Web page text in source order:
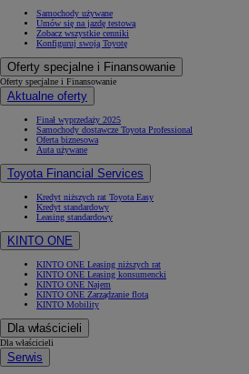
Samochody używane
Umów się na jazdę testową
Zobacz wszystkie cenniki
Konfiguruj swoją Toyotę
Oferty specjalne i Finansowanie
Oferty specjalne i Finansowanie
Aktualne oferty
Finał wyprzedaży 2025
Samochody dostawcze Toyota Professional
Oferta biznesowa
Auta używane
Toyota Financial Services
Kredyt niższych rat Toyota Easy
Kredyt standardowy
Leasing standardowy
KINTO ONE
KINTO ONE Leasing niższych rat
KINTO ONE Leasing konsumencki
KINTO ONE Najem
KINTO ONE Zarządzanie flotą
KINTO Mobility
Dla właścicieli
Dla właścicieli
Serwis